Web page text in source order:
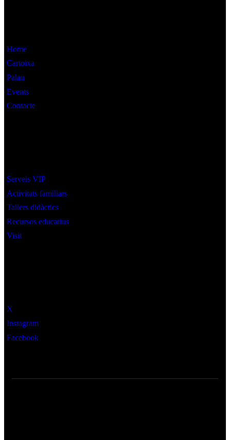
Home
Cartoixa
Palau
Events
Contacte
Serveis VIP
Activitats familiars
Tallers didàctics
Recursos educatius
Visit
X
Instagram
Facebook